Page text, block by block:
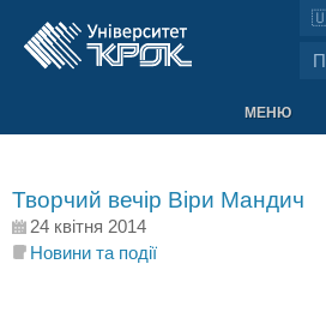
МЕНЮ
Творчий вечір Віри Мандич
24 квітня 2014
Новини та події